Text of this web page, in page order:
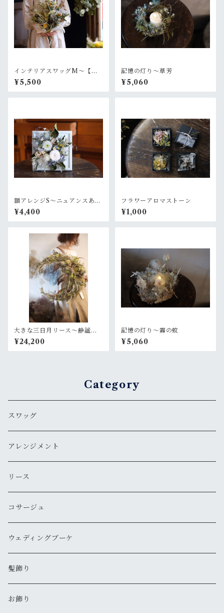
インテリアスワッグM〜【お
好きなお色でオーダー制作依
頼】
¥5,500
記憶の灯り〜草芳
¥5,060
額アレンジS〜ニュアンスある
白グリーン
¥4,400
フラワーアロマストーン
¥1,000
大きな三日月リース〜静謐な
月
¥24,200
記憶の灯り〜霧の蚊
¥5,060
Category
スワッグ
アレンジメント
リース
コサージュ
ウェディングブーケ
髪飾り
お飾り